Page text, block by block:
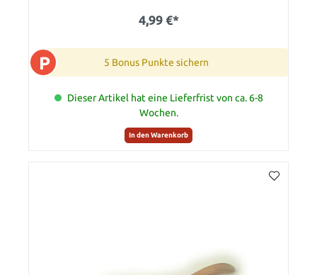
4,99 €*
P 5 Bonus Punkte sichern
Dieser Artikel hat eine Lieferfrist von ca. 6-8
Wochen.
In den Warenkorb